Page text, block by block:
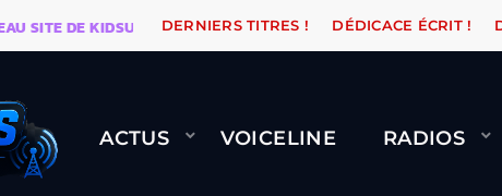
DE KIDSUNE WARÉTRO ORANGE ROAD QUI
DERNIERS TITRES ! DÉDICACE ÉCRIT !
ACTUS VOICELINE RADIOS